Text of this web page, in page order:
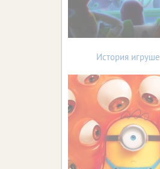
История